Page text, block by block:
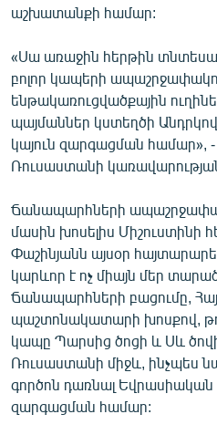
աշխատանքի համար:
«Սա առաջին հերթին
բոլոր կապերի
ենթակառուցվածքային
պայմաններ կստեղծի
կայուն զարգացման համար»,
Ռուսաստանի
Ճանապարհների
մասին խոսելիս Միշուստինի
Փաշինյանն այսօր
կարևոր է ոչ միայն մեր
Ճանապարհների բացումը,
պաշտոնակատարի խոսքով,
կապը Պարսից ծոցի և Սև
Ռուսաստանի միջև, ինչպես
գործոն դառնալ
զարգացման համար: